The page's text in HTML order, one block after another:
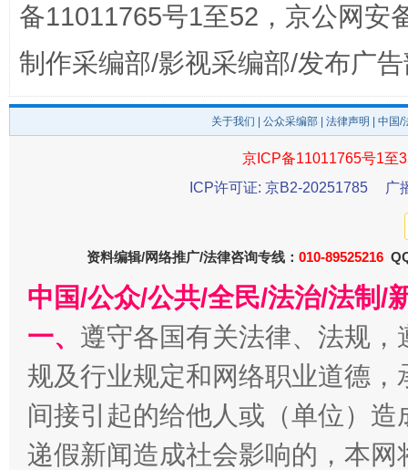
备11011765号1至52，京公网安
制作采编部/影视采编部/发布广
关于我们 公众采编部 法律声明 | 中国
京ICP备11011765号1至
ICP许可证: 京B2-20251785
广
资料编辑/网络推广/法律咨询专线： 010-89525216
中国/公众/公共/全民/法治/法制/
一、 遵守各国有关法律、法规
规及行业规定和网络职业道德
间接引起的给他人或（单位）
递假新闻造成社会影响的，本